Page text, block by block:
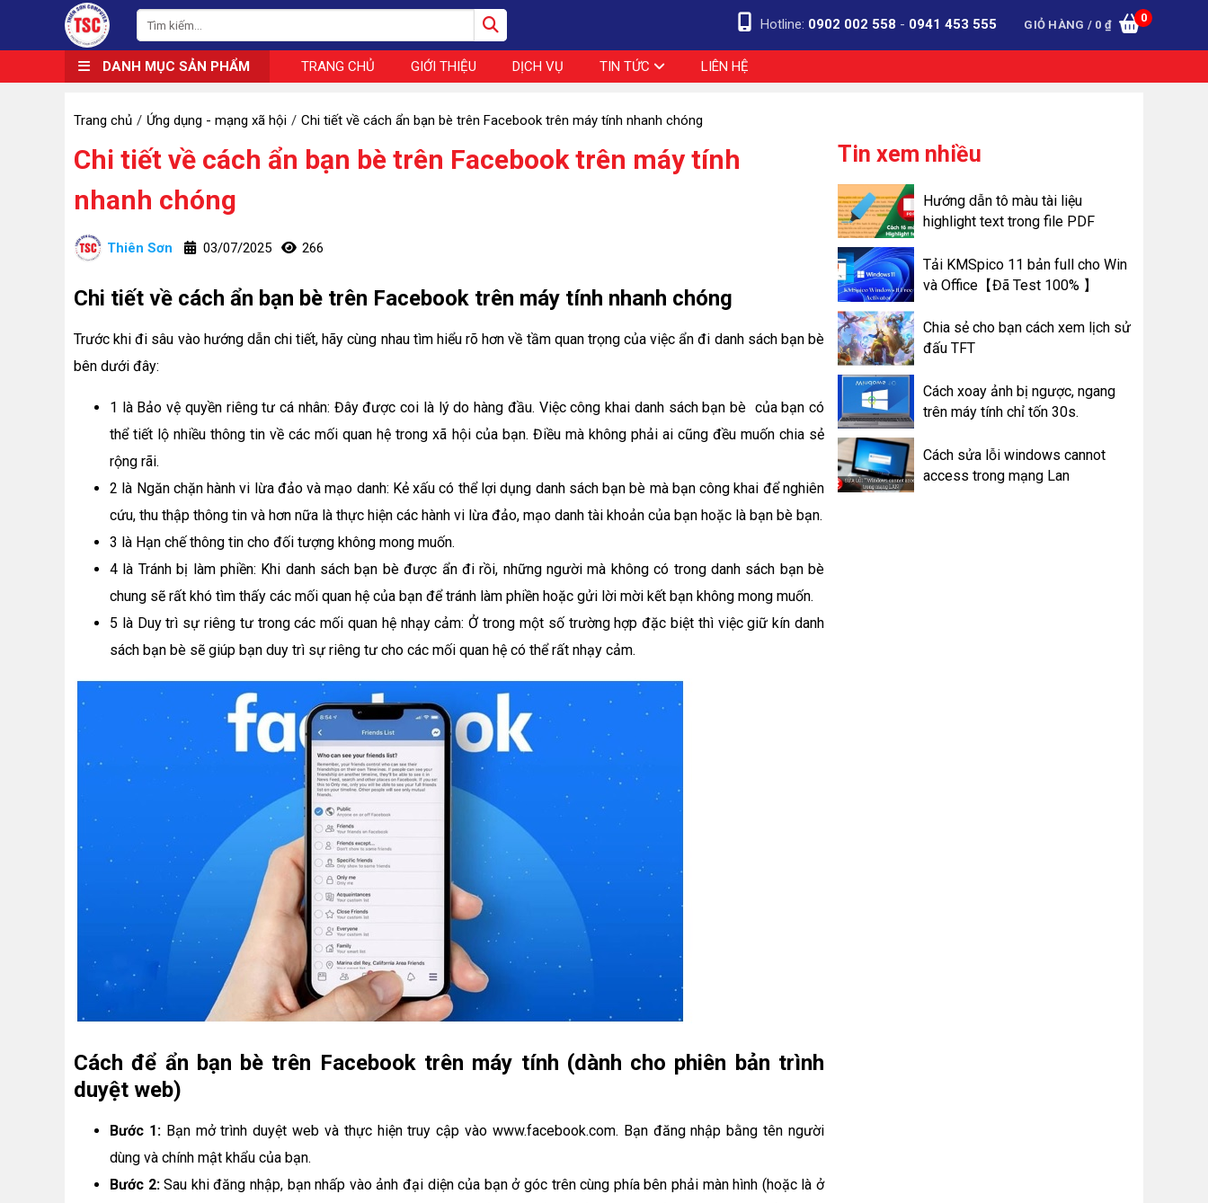
GIỎ HÀNG / 0 ₫
0
Hotline: 0902 002 558 - 0941 453 555
DANH MỤC SẢN PHẨM TRANG CHỦ GIỚI THIỆU DỊCH VỤ TIN TỨC LIÊN HỆ
Trang chủ Ứng dụng - mạng xã hội Chi tiết về cách ẩn bạn bè trên Facebook trên máy tính nhanh chóng
Chi tiết về cách ẩn bạn bè trên Facebook trên máy tính
nhanh chóng
Thiên Sơn 03/07/2025 266
Chi tiết về cách ẩn bạn bè trên Facebook trên máy tính nhanh chóng
Trước khi đi sâu vào hướng dẫn chi tiết, hãy cùng nhau tìm hiểu rõ hơn về tầm quan trọng của việc ẩn đi danh sách bạn bè
bên dưới đây:
1 là Bảo vệ quyền riêng tư cá nhân: Đây được coi là lý do hàng đầu. Việc công khai danh sách bạn bè của bạn có
thể tiết lộ nhiều thông tin về các mối quan hệ trong xã hội của bạn. Điều mà không phải ai cũng đều muốn chia sẻ
rộng rãi.
2 là Ngăn chặn hành vi lừa đảo và mạo danh: Kẻ xấu có thể lợi dụng danh sách bạn bè mà bạn công khai để nghiên
cứu, thu thập thông tin và hơn nữa là thực hiện các hành vi lừa đảo, mạo danh tài khoản của bạn hoặc là bạn bè bạn.
3 là Hạn chế thông tin cho đối tượng không mong muốn.
4 là Tránh bị làm phiền: Khi danh sách bạn bè được ẩn đi rồi, những người mà không có trong danh sách bạn bè
chung sẽ rất khó tìm thấy các mối quan hệ của bạn để tránh làm phiền hoặc gửi lời mời kết bạn không mong muốn.
5 là Duy trì sự riêng tư trong các mối quan hệ nhạy cảm: Ở trong một số trường hợp đặc biệt thì việc giữ kín danh
sách bạn bè sẽ giúp bạn duy trì sự riêng tư cho các mối quan hệ có thể rất nhạy cảm.
Cách để ẩn bạn bè trên Facebook trên máy tính (dành cho phiên bản trình
duyệt web)
Bước 1: Bạn mở trình duyệt web và thực hiện truy cập vào www.facebook.com. Bạn đăng nhập bằng tên người
dùng và chính mật khẩu của bạn.
Bước 2:Sau khi đăng nhập, bạn nhấp vào ảnh đại diện của bạn ở góc trên cùng phía bên phải màn hình (hoặc là ở
Tin xem nhiều
Hướng dẫn tô màu tài liệu
highlight text trong file PDF
Tải KMSpico 11 bản full cho Win
và Office【Đã Test 100% 】
Chia sẻ cho bạn cách xem lịch sử
đấu TFT
Cách xoay ảnh bị ngược, ngang
trên máy tính chỉ tốn 30s.
Cách sửa lỗi windows cannot
access trong mạng Lan